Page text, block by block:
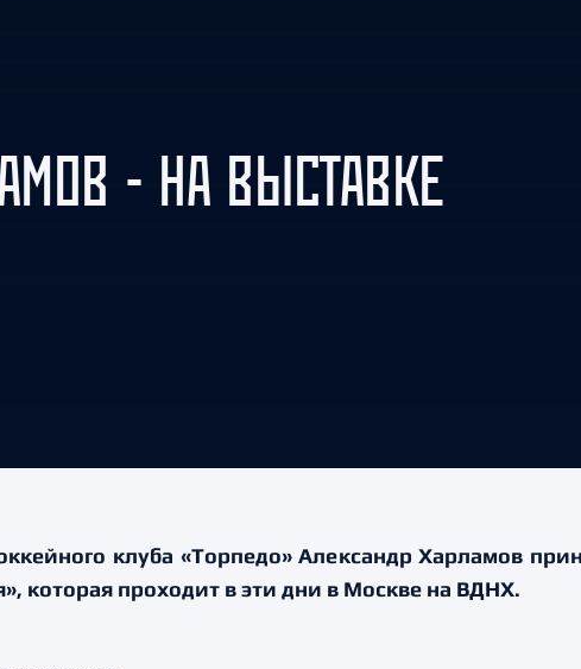
- НА ВЫСТАВКЕ
клуба «Торпедо» Александр Харламов
которая проходит в эти дни в Москве на ВДНХ.